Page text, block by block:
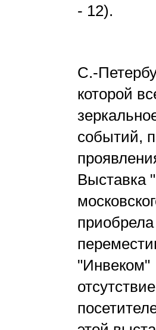
- 12).
С.-
которой
событий,
Выставка
"Инвеком"